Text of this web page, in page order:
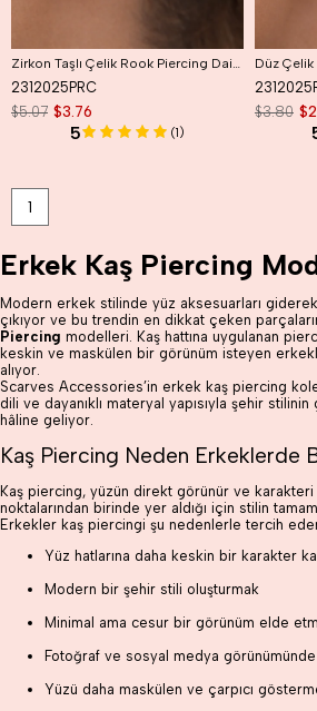
2312025PRC
$3.76
$5.07
5 (1)
$3.80
1
Erkek Kaş Piercing
Modern erkek stilinde yüz aksesuarları
çıkıyor ve bu trendin en dikkat çeken
Piercing modelleri. Kaş hattına uygulanan
keskin ve maskülen bir görünüm isteyen
alıyor.
Scarves Accessories’in erkek kaş piercing
dili ve dayanıklı materyal yapısıyla şehir stilinin
hâline geliyor.
Kaş Piercing Neden Erkeklerde
Kaş piercing, yüzün direkt görünür ve
noktalarından birinde yer aldığı için stilin
Erkekler kaş piercingi şu nedenlerle tercih
Yüz hatlarına daha keskin bir karakter
Modern bir şehir stili oluşturmak
Minimal ama cesur bir görünüm elde
Fotoğraf ve sosyal medya
Yüzü daha maskülen ve çarpıcı